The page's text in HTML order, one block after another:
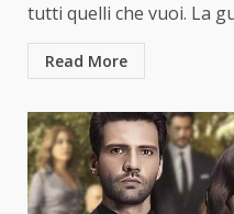
tutti quelli che vuoi. La
Read More